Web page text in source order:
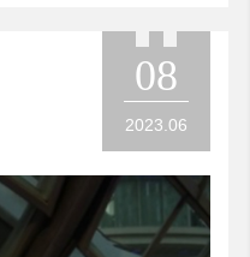
08
2023.06